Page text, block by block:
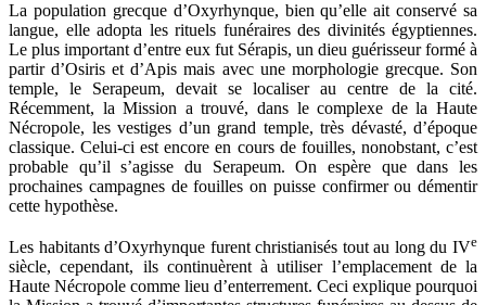
La population grecque d’Oxyrhynque, bien qu’elle ait conservé sa
langue, elle adopta les rituels funéraires des divinités égyptiennes.
Le plus important d’entre eux fut Sérapis, un dieu guérisseur formé à
partir d’Osiris et d’Apis mais avec une morphologie grecque. Son
temple, le Serapeum, devait se localiser au centre de la cité.
Récemment, la Mission a trouvé, dans le complexe de la Haute
Nécropole, les vestiges d’un grand temple, très dévasté, d’époque
classique. Celui-ci est encore en cours de fouilles, nonobstant, c’est
probable qu’il s’agisse du Serapeum. On espère que dans les
prochaines campagnes de fouilles on puisse confirmer ou démentir
cette hypothèse.
Les habitants d’Oxyrhynque furent christianisés tout au long du IVe
siècle, cependant, ils continuèrent à utiliser l’emplacement de la
Haute Nécropole comme lieu d’enterrement. Ceci explique pourquoi